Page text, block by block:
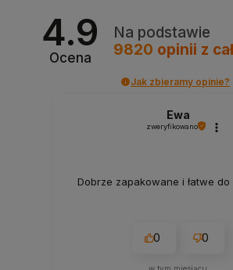
4.9
Ocena
Na podstawie
9820 opinii z
Jak zbieramy opinie?
Ewa
zweryfikowano
Dobrze zapakowane i łatwe
0 0